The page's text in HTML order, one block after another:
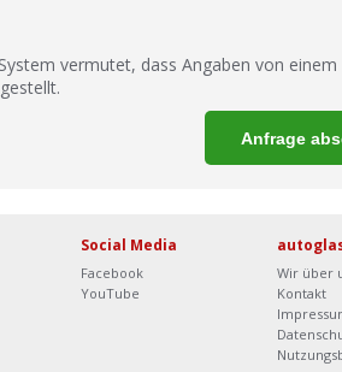
vermutet, dass Angaben von
Social Media
Facebook
YouTube
Wir über
Kontakt